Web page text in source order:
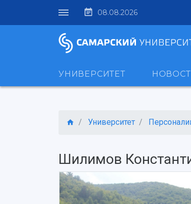
08.08.2026
УНИВЕРСИТЕТ
Университет
Шилимов